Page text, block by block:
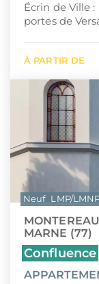
Écrin de Ville
portes de
À PARTIR DE
MARNE (77)
Confluence
Neuf LMP/